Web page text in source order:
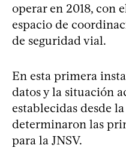
operar en 2018, con
espacio de
de seguridad vial.
En esta primera
datos y la situación
establecidas desde la
determinaron las
para la JNSV.